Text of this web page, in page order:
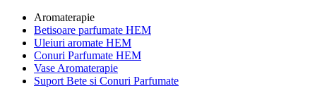
Aromaterapie
Betisoare parfumate HEM
Uleiuri aromate HEM
Conuri Parfumate HEM
Vase Aromaterapie
Suport Bete si Conuri Parfumate